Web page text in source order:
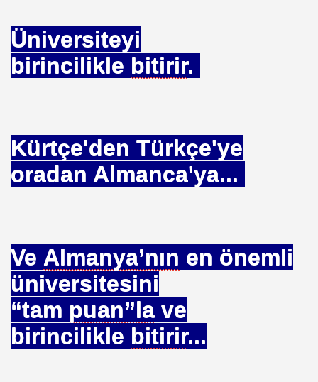
Üniversiteyi
birincilikle bitirir.
Kürtçe'den Türkçe'ye
oradan Almanca'ya...
Ve Almanya’nın en önemli
üniversitesini
“tam puan”la ve
birincilikle bitirir...
İMZA VERDİ
ÇÖZÜM ÇARESİ